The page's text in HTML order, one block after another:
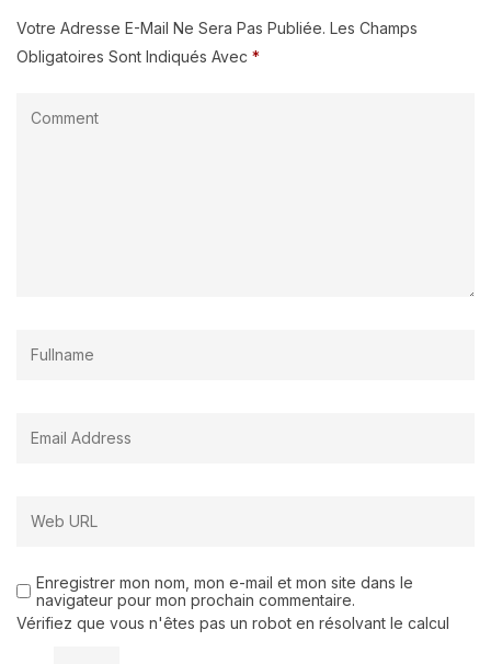
Votre Adresse E-Mail Ne Sera Pas Publiée. Les Champs
Obligatoires Sont Indiqués Avec *
Enregistrer mon nom, mon e-mail et mon site dans le
navigateur pour mon prochain commentaire.
Vérifiez que vous n'êtes pas un robot en résolvant le calcul